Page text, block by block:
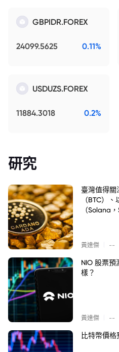
GBPIDR.FOREX
24099.5625 0.11%
USDUZS.FOREX
11884.3018 0.2%
研究
臺灣值得關
（BTC）
（Solana
黃達傑 --
NIO 股票預
樣？
黃達傑 --
比特幣價格